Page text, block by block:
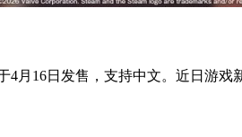
月16日发售，支持中文。近日游